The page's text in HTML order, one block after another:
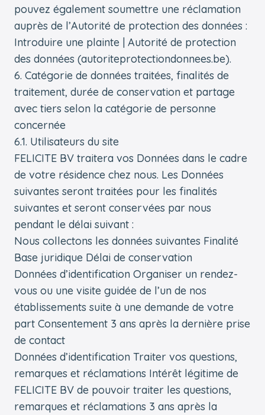
pouvez également soumettre une réclamation
auprès de l’Autorité de protection des données :
Introduire une plainte | Autorité de protection
des données (autoriteprotectiondonnees.be).
6. Catégorie de données traitées, finalités de
traitement, durée de conservation et partage
avec tiers selon la catégorie de personne
concernée
6.1. Utilisateurs du site
FELICITE BV traitera vos Données dans le cadre
de votre résidence chez nous. Les Données
suivantes seront traitées pour les finalités
suivantes et seront conservées par nous
pendant le délai suivant :
Nous collectons les données suivantes Finalité
Base juridique Délai de conservation
Données d’identification Organiser un rendez-
vous ou une visite guidée de l’un de nos
établissements suite à une demande de votre
part Consentement 3 ans après la dernière prise
de contact
Données d’identification Traiter vos questions,
remarques et réclamations Intérêt légitime de
FELICITE BV de pouvoir traiter les questions,
remarques et réclamations 3 ans après la